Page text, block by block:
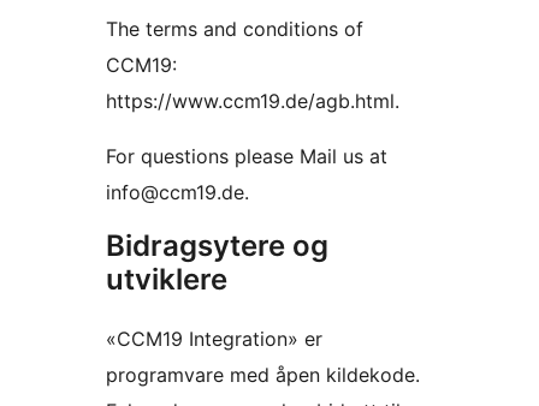
The terms and conditions of
CCM19:
https://www.ccm19.de/agb.html.
For questions please Mail us at
info@ccm19.de.
Bidragsytere og
utviklere
«CCM19 Integration» er
programvare med åpen kildekode.